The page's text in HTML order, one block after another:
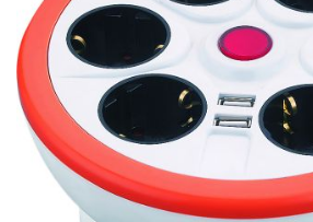
galería
de
imágenes